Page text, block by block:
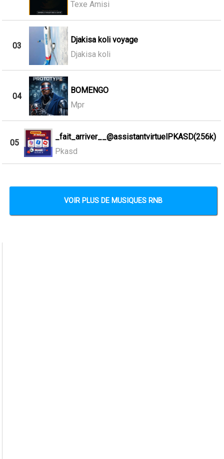
Texe Amisi
03
Djakisa koli voyage
Djakisa koli
04
BOMENGO
Mpr
05
_fait_arriver__@assistantvirtuelPKASD(256k)
Pkasd
VOIR PLUS DE MUSIQUES RNB